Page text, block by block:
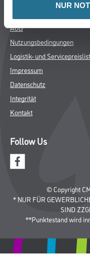
NUR
AGB
Nutzungsbedingungen
Logistik- und
Impressum
Datenschutz
Integrität
Kontakt
Follow Us
© Copyright
* NUR FÜR
SIND
**Punktestand wird